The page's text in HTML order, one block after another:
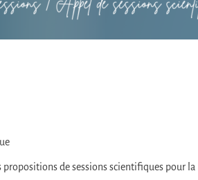
propositions de sessions scientifiques pour la